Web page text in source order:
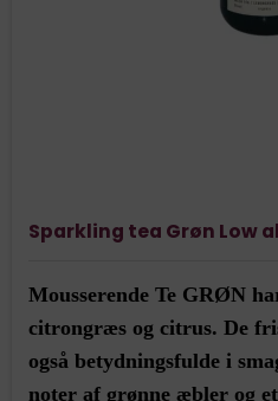
Sparkling tea Grøn Low
Mousserende Te GRØN
citrongræs og citrus. De
også betydningsfulde i
noter af grønne æbler og